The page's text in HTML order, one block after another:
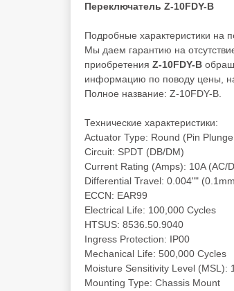
Переключатель Z-10FDY-B
Подробные характеристики на
Мы даем гарантию на
приобретения Z-10FDY-B
информацию по поводу цены,
Полное название: Z-10FDY-B.
Технические характеристики:
Actuator Type: Round (Pin
Circuit: SPDT (DB/DM)
Current Rating (Amps): 10A (AC/
Differential Travel: 0.004""
ECCN: EAR99
Electrical Life: 100,000 Cycles
HTSUS: 8536.50.9040
Ingress Protection: IP00
Mechanical Life: 500,000 Cycles
Moisture Sensitivity Level (MSL):
Mounting Type: Chassis Mount